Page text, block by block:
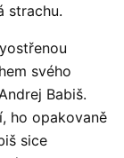
strachu.
svého
Babiš.
ho opakovaně
sice